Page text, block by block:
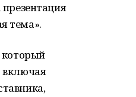
презентация
тема».
который
включая